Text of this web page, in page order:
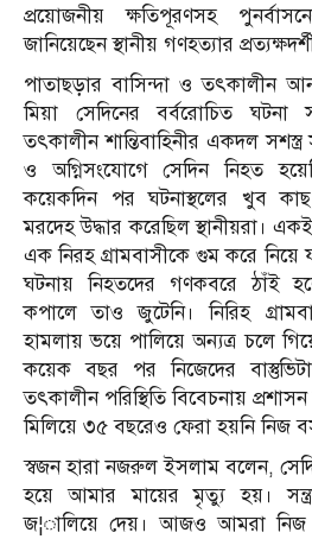
প্রয়োজনীয় ক্ষতিপূরণসহ
জানিয়েছেন স্থানীয় গণহত্যার
পাতাছড়ার বাসিন্দা ও তৎকালীন
মিয়া সেদিনের বর্বরোচিত ঘটনা
তৎকালীন শান্তিবাহিনীর একদল
ও অগ্নিসংযোগে সেদিন নিহত
কয়েকদিন পর ঘটনাস্থলের খুব
মরদেহ উদ্ধার করেছিল স্থানীয়রা।
এক নিরহ গ্রামবাসীকে গুম করে নিয়ে
ঘটনায় নিহতদের গণকবরে ঠাঁই
কপালে তাও জুটেনি। নিরিহ
হামলায় ভয়ে পালিয়ে অন্যত্র চলে
কয়েক বছর পর নিজেদের
তৎকালীন পরিস্থিতি বিবেচনায়
মিলিয়ে ৩৫ বছরেও ফেরা হয়নি নিজ
স্বজন হারা নজরুল ইসলাম বলেন,
হয়ে আমার মায়ের মৃত্যু হয়।
জ¦ালিয়ে দেয়। আজও আমরা নিজ